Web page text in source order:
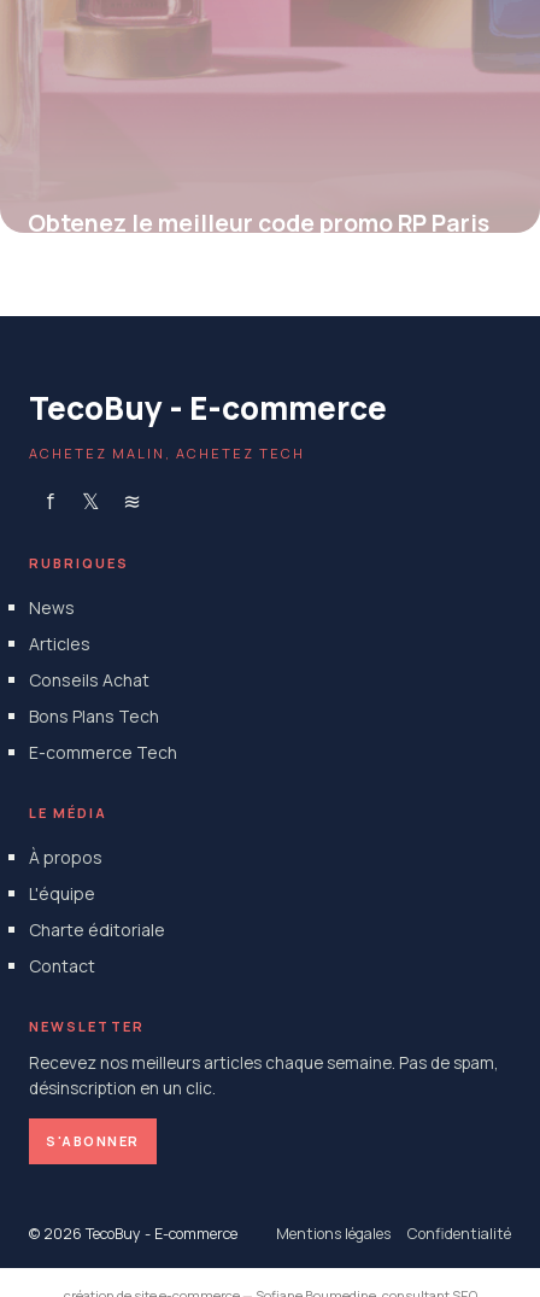
Obtenez le meilleur code promo RP Paris
TecoBuy - E-commerce
ACHETEZ MALIN, ACHETEZ TECH
f 𝕏 ≋
RUBRIQUES
News
Articles
Conseils Achat
Bons Plans Tech
E-commerce Tech
LE MÉDIA
À propos
L'équipe
Charte éditoriale
Contact
NEWSLETTER
Recevez nos meilleurs articles chaque semaine. Pas de spam,
désinscription en un clic.
S'ABONNER
© 2026 TecoBuy - E-commerce Mentions légales Confidentialité